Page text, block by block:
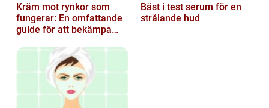
Kräm mot rynkor som
fungerar: En omfattande
guide för att bekämpa
Bäst i test serum för en
strålande hud